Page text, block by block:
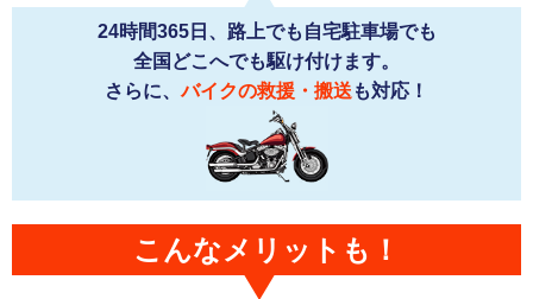
24時間365日、路上でも自宅駐車場でも
全国どこへでも駆け付けます。
さらに、バイクの救援・搬送 も対応！
こんなメリットも！